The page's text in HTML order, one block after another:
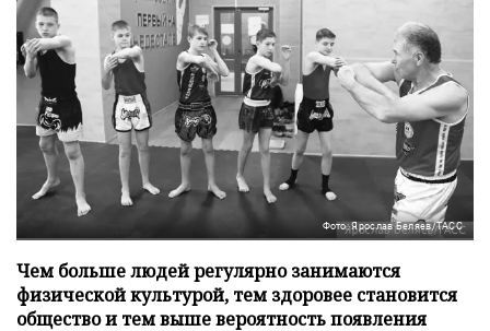
Фото: Ярослав Беляев/ТАСС
Чем больше людей регулярно занимаются
физической культурой, тем здоровее становится
общество и тем выше вероятность появления